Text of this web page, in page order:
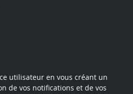
utilisateur en vous créant un
de vos notifications et de vos